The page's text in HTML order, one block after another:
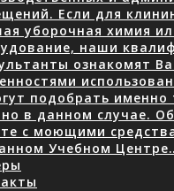
Если для
уборочная химия
наши
ознакомят
подобрать именно
в данном случае.
с моющими
Учебном